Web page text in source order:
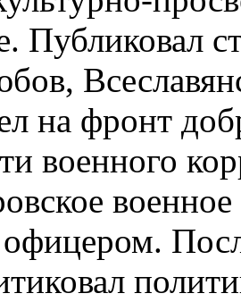
Публиковал
на фронт
военного